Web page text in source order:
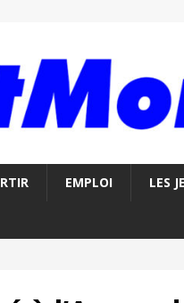
EMPLOI LES